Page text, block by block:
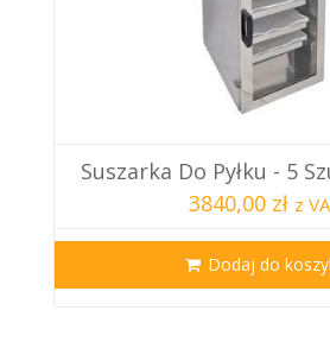
Suszarka Do Pyłku - 5
3840,00 zł z
Dodaj do